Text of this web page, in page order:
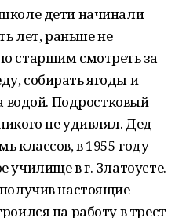
дети начинали
лет, раньше не
старшим смотреть за
собирать ягоды и
водой. Подростковый
не удивлял. Дед
классов, в 1955 году
училище в г. Златоусте.
настоящие
на работу в трест